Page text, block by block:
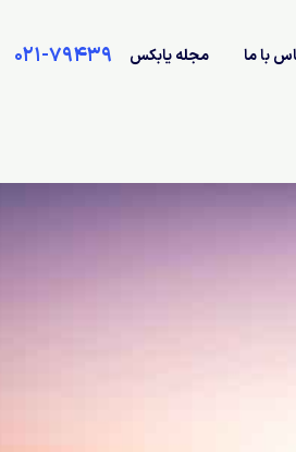
با ما مجله یابکس 021-79439